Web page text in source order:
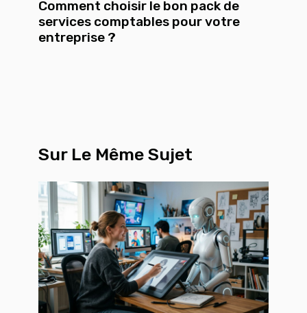
Comment choisir le bon pack de
services comptables pour votre
entreprise ?
Sur Le Même Sujet